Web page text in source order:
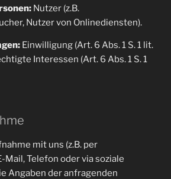
Nutzer (z.B.
Nutzer von Onlinediensten).
Einwilligung (Art. 6 Abs. 1 S. 1 lit.
Interessen (Art. 6 Abs. 1 S. 1
mit uns (z.B. per
Mail, Telefon oder via soziale
Angaben der anfragenden